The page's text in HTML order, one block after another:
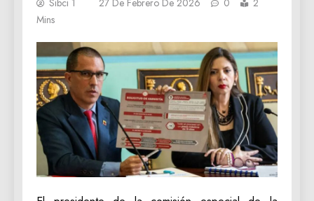
Sibci 1 27 De Febrero De 2026 0
2
Mins